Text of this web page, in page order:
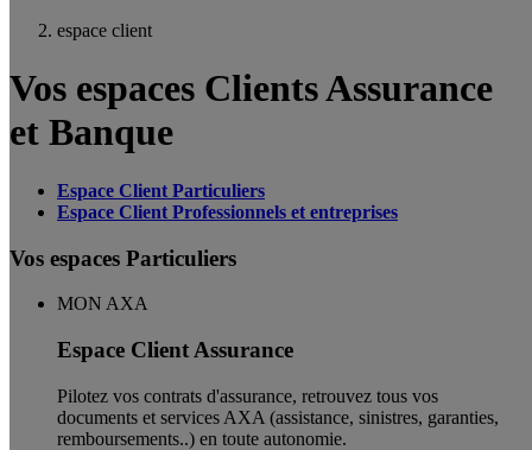
espace client
Vos espaces Clients Assurance
et Banque
Espace Client Particuliers
Espace Client Professionnels et entreprises
Vos espaces Particuliers
MON AXA
Espace Client Assurance
Pilotez vos contrats d'assurance, retrouvez tous vos
documents et services AXA (assistance, sinistres, garanties,
remboursements..) en toute autonomie. ​